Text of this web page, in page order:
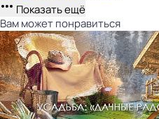
Показать ещё
Вам может понравиться